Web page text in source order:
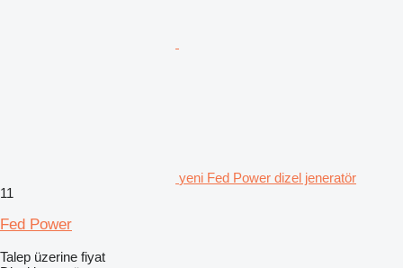
yeni Fed Power dizel jeneratör
11
Fed Power
Talep üzerine fiyat